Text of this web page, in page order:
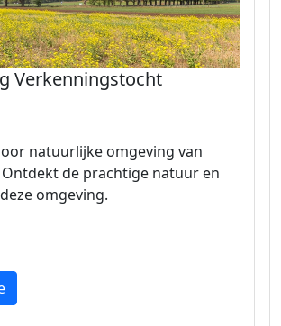
Verkenningstocht
natuurlijke omgeving van
de prachtige natuur en
omgeving.